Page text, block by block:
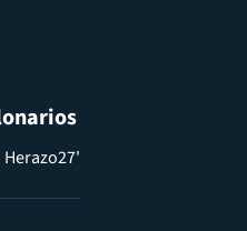
Herazo27'